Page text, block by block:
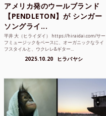
アメリカ発のウールブランド
【PENDLETON】が シンガー
ソングライ...
平井 大（ヒライダイ） https://hiraidai.com/サー
フミュージックをベースに、オーガニックなライ
フスタイルと、ウクレレ&ギター...
2025.10.20 ヒラバヤシ